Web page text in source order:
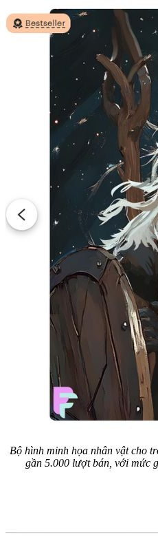
Bộ hình minh họa nhân vật cho
gần 5.000 lượt bán, với mức